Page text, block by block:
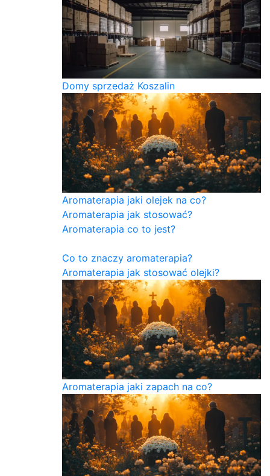
Domy sprzedaż Koszalin
Aromaterapia jaki olejek na co?
Aromaterapia jak stosować?
Aromaterapia co to jest?
Co to znaczy aromaterapia?
Aromaterapia jak stosować olejki?
Aromaterapia jaki zapach na co?